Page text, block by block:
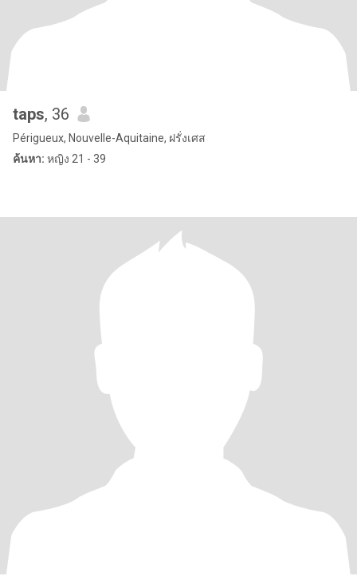
taps, 36
Périgueux, Nouvelle-Aquitaine, ฝรั่งเศส
ค้นหา: หญิง 21 - 39